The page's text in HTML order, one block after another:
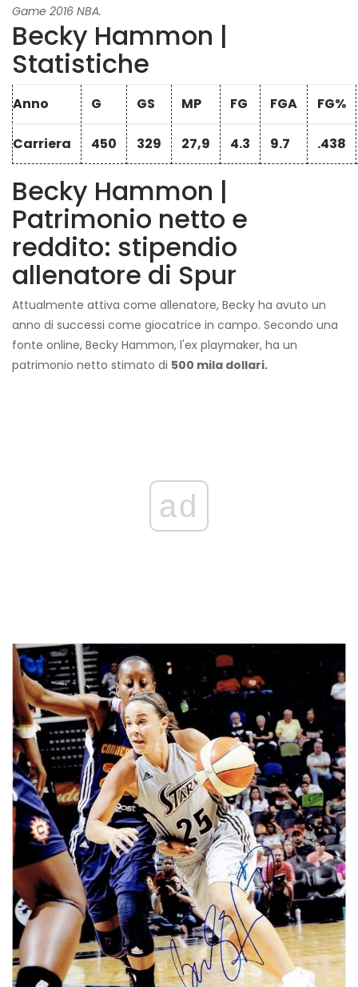
Game 2016 NBA.
Becky Hammon |
Statistiche
Anno G GS MP FG FGA FG%
Carriera 450 329 27,9 4.3 9.7 .438
Becky Hammon |
Patrimonio netto e
reddito: stipendio
allenatore di Spur
Attualmente attiva come allenatore, Becky ha avuto un
anno di successi come giocatrice in campo. Secondo una
fonte online, Becky Hammon, l'ex playmaker, ha un
patrimonio netto stimato di 500 mila dollari.
ad